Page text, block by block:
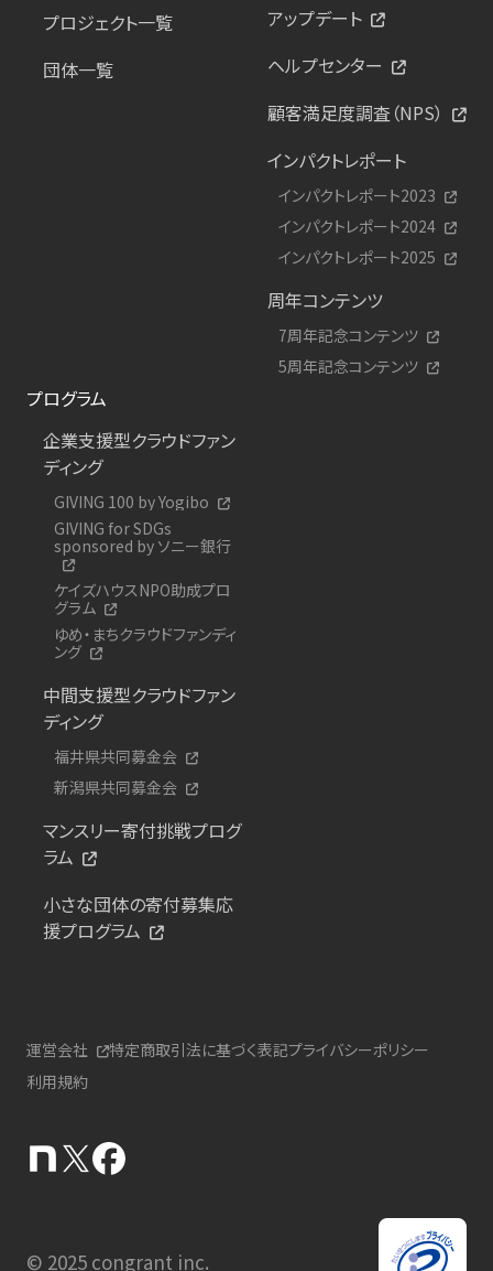
プロジェクト一覧
団体一覧
アップデート
ヘルプセンター
顧客満足度調査（NPS）
インパクトレポート
インパクトレポート2023
インパクトレポート2024
インパクトレポート2025
周年コンテンツ
7周年記念コンテンツ
5周年記念コンテンツ
プログラム
企業支援型クラウドファン
ディング
GIVING 100 by Yogibo
GIVING for SDGs
sponsored by ソニー銀行
ケイズハウスNPO助成プロ
グラム
ゆめ・まちクラウドファンディ
ング
中間支援型クラウドファン
ディング
福井県共同募金会
新潟県共同募金会
マンスリー寄付挑戦プログ
ラム
小さな団体の寄付募集応
援プログラム
運営会社 特定商取引法に基づく表記プライバシーポリシー
利用規約
© 2025 congrant inc.